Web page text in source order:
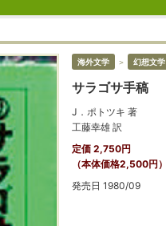
海外文学 ＞ 幻想文学
サラゴサ手稿
J．ポトツキ 著
工藤幸雄 訳
定価 2,750円
（本体価格2,500円）
発売日 1980/09